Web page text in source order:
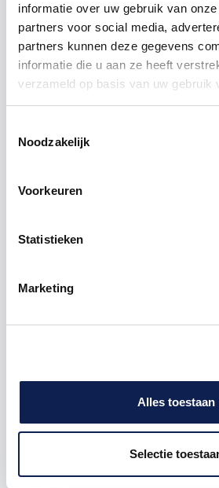
informatie over uw gebruik van
partners voor social media,
partners kunnen deze gegevens
informatie die u aan ze heeft
verzameld op basis van uw gebruik
Noodzakelijk
Voorkeuren
Statistieken
Marketing
Alles toestaan
Selectie
5 € 0,93
€ 0,90
25 € 0,85
250
sticker pictogram pictogramsticker
Product details